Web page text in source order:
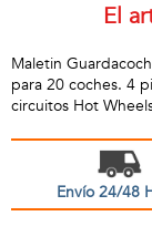
El
Maletin
para 20 coches. 4
circuitos Hot
Envío 24/48